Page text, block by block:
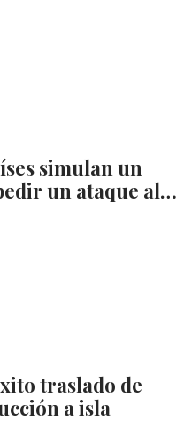
simulan un
un ataque al…
traslado de
a isla